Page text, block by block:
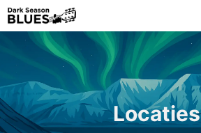
Locaties